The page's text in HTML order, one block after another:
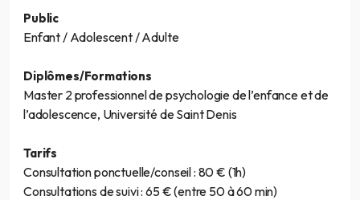
Public
Enfant / Adolescent / Adulte
Diplômes/Formations
Master 2 professionnel de psychologie de l’enfance et de
l’adolescence, Université de Saint Denis
Tarifs
Consultation ponctuelle/conseil : 80 € (1h)
Consultations de suivi : 65 € (entre 50 à 60 min)